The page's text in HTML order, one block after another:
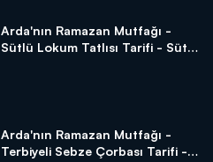
Arda'nın Ramazan Mutfağı -
Sütlü Lokum Tatlısı Tarifi - Sütlü
Arda'nın Ramazan Mutfağı -
Terbiyeli Sebze Çorbası Tarifi -